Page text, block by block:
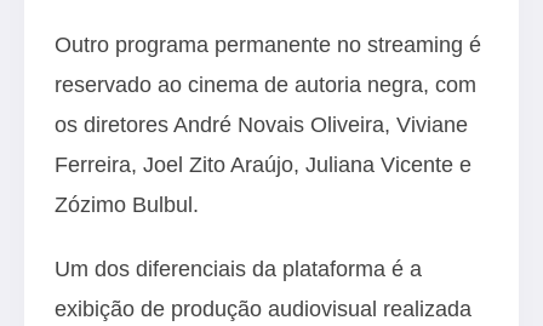
Outro programa permanente no streaming é
reservado ao cinema de autoria negra, com
os diretores André Novais Oliveira, Viviane
Ferreira, Joel Zito Araújo, Juliana Vicente e
Zózimo Bulbul.
Um dos diferenciais da plataforma é a
exibição de produção audiovisual realizada